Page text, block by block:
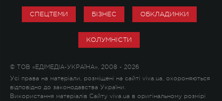
СПЕЦТЕМИ БІЗНЕС ОБКЛАДИНКИ
КОЛУМНІСТИ
© ТОВ «ЕДІМЕДІА-УКРАЇНА», 2008 - 2026
Усі права на матеріали, розміщені на сайті viva.ua, охороняються
відповідно до законодавства України.
Використання матеріалів Сайту viva.ua в оригінальному розмірі